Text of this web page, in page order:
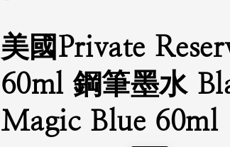
美國Private
60ml 鋼筆墨水
Magic Blue 60ml